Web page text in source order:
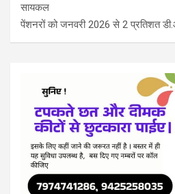
सायकल
पेंशनरों को जनवरी 2026 से 2 प्रतिशत